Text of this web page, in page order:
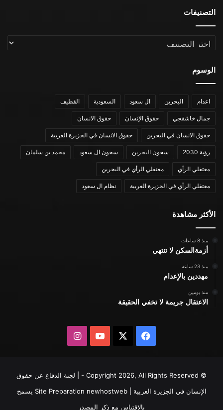
التصنيفات
التصنيفات
الوسوم
اعدام البحرين ال سعود السعودية القطيف
جمال خاشقجي حقوق الإنسان حقوق الانسان
حقوق الانسان في البحرين حقوق الانسان في الجزيرة العربية
رؤية 2030 سجون البحرين سجون ال سعود محمد بن سلمان
معتقلي الرأي معتقلي الرأي في البحرين
معتقلي الرأي في الجزيرة العربية نظام ال سعود
الأكثر مشاهدة
منذ 8 ساعات
أزمةالسكن لا تنتهي
منذ 23 ساعة
مهددين بالإعدام
منذ يومين
الاعتقال جريمة لا تخفي الحقيقة
فيسبوك يوتيوبانستقرام
© Copyright 2026, All Rights Reserved - | لجنة الدفاع عن حقوق
الإنسان في الجزيرة العربية | Site Preparationnewhostweb
يسمح
بالاقتباس مع ذكر المصدر